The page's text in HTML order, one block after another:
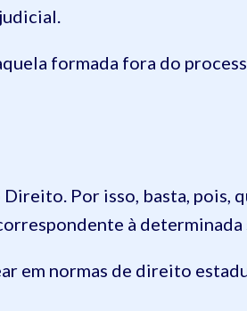
formada fora do
Por isso, basta, pois,
à determinada
em normas de direito